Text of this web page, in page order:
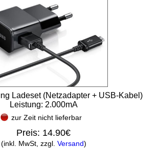
Ladeset (Netzadapter + USB-Kabel)
Leistung: 2.000mA
zur Zeit nicht lieferbar
Preis: 14.90€
(inkl. MwSt, zzgl. Versand)